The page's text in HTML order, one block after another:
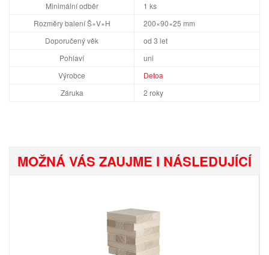
Minimální odběr
1 ks
Rozměry balení Š×V×H
200×90×25 mm
Doporučený věk
od 3 let
Pohlaví
uni
Výrobce
Detoa
Záruka
2 roky
MOŽNÁ VÁS ZAUJME I NÁSLEDUJÍCÍ